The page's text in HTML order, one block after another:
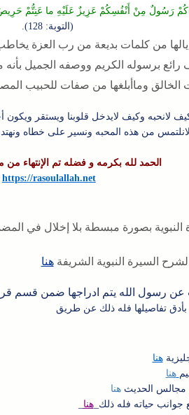
رَسُولٌ مِنْ أَنْفُسِكُمْ عَزِيزٌ عَلَيْهِ ما عَنِتُّمْ
(التوبة: 128).
يالها من كلمات بديعة من رب العزة
الخالق وماأبلغها من صفات للحبيب
لانحبه وكيف لايدخل قلوبنا ويستقر ويكون
من هذه المحبه ونسير على خطاه
الحمد لله بكرمه و فضله تم الإنتهاء
https://rasoulallah.net
النبوية بصورة مبسطة بلا إخلال في
السيرة النبوية الشريفةهنا
عن رسول الله يتم ادراجها ضمن قسم
بأدق تفاصيلها فله ذلك عن طريق
هنا
هنا
مجالس الحديثهنا
جوانب حياته فله ذلك_هنا